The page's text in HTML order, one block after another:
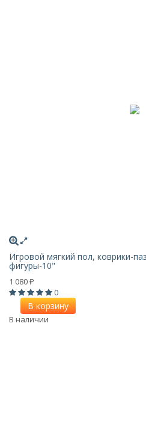
Игровой мягкий пол, коврики-
фигуры-10"
1 080 ₽
0
В корзину
В наличии